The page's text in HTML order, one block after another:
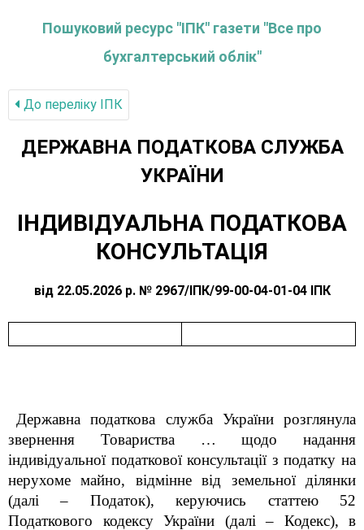
Пошуковий ресурс "ІПК" газети "Все про
бухгалтерський облік"
До переліку IПК
ДЕРЖАВНА ПОДАТКОВА СЛУЖБА
УКРАЇНИ
ІНДИВІДУАЛЬНА ПОДАТКОВА
КОНСУЛЬТАЦІЯ
від 22.05.2026 р. № 2967/ІПК/99-00-04-01-04 ІПК
Державна податкова служба України розглянула
звернення Товариства … щодо надання
індивідуальної податкової консультації з податку на
нерухоме майно, відмінне від земельної ділянки
(далі – Податок), керуючись статтею 52
Податкового кодексу України (далі – Кодекс), в